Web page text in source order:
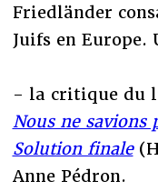
Friedländer
Juifs en Europe.
- la critique du
Nous ne savions
Solution finale
Anne Pédron.